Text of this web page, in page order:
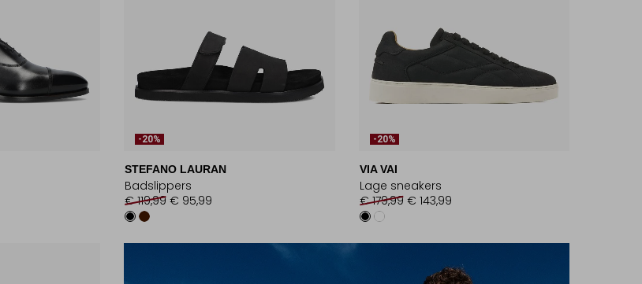
-20%
STEFANO LAURAN
Badslippers
€ 119,99 € 95,99
-20%
VIA VAI
Lage sneakers
€ 179,99 € 143,99